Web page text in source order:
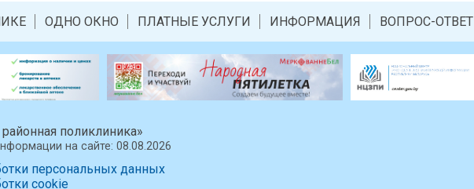
ОДНО ОКНО ПЛАТНЫЕ УСЛУГИ ИНФОРМАЦИЯ ВОПРОС-ОТВЕТ
поликлиника»
на сайте: 08.08.2026
персональных данных
cookie